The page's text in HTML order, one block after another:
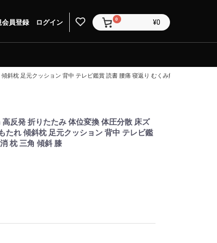
会員登録 ログイン 0 ¥0
斜枕 足元クッション 背中 テレビ鑑賞 読書 腰痛 寝返り むくみ解消 枕 三角 傾斜
反発 折りたたみ 体位変換 体圧分散 床ズ
たれ 傾斜枕 足元クッション 背中 テレビ鑑
枕 三角 傾斜 膝